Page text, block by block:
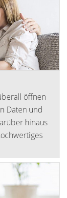
öffnen
Daten und
hinaus